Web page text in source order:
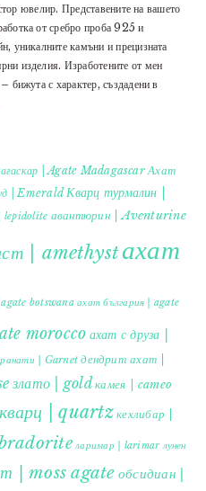
ювелир. Представените на вашето
от сребро проба 925 и
уникалните камъни и прецизната
изделия. Изработените от мен
бижута с характер, създадени в
| Agate Madagascar Ахат
| Emerald Кварц турмалин |
lepidolite авантюрин | Aventurine
| amethystахат
botswana ахат българия | agate
morocco ахат с друза |
| Garnet дендрит ахат |
злато | gold камея | cameo
кварц | quartzкехлибар |
ларимар | larimar лунен
| moss agate обсидиан |